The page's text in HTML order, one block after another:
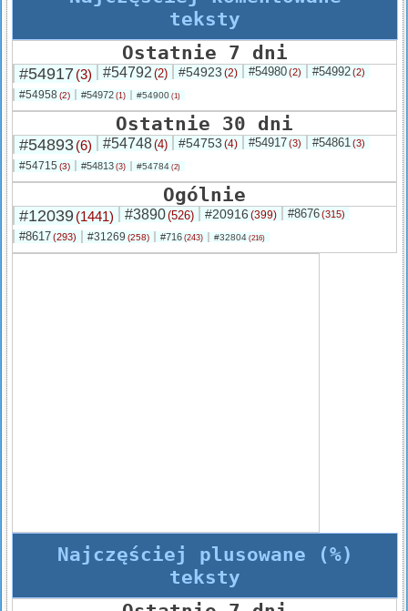
teksty
Ostatnie 7 dni
#54917 (3) #54792 (2) #54923 (2) #54980(2) #54992(2)
#54958 (2) #54972 (1) #54900 (1)
Ostatnie 30 dni
#54893(6) #54748(4) #54753 (4) #54917(3) #54861(3)
#54715 (3) #54813 (3) #54784 (2)
Ogólnie
#12039(1441) #3890(526) #20916 (399) #8676(315)
#8617(293) #31269 (258) #716 (243) #32804 (216)
Najczęściej plusowane (%)
teksty